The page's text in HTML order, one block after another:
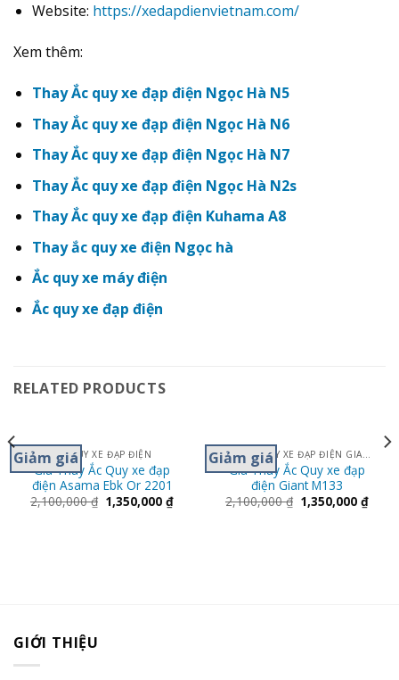
Website: https://xedapdienvietnam.com/
Xem thêm:
Thay Ắc quy xe đạp điện Ngọc Hà N5
Thay Ắc quy xe đạp điện Ngọc Hà N6
Thay Ắc quy xe đạp điện Ngọc Hà N7
Thay Ắc quy xe đạp điện Ngọc Hà N2s
Thay Ắc quy xe đạp điện Kuhama A8
Thay ắc quy xe điện Ngọc hà
Ắc quy xe máy điện
Ắc quy xe đạp điện
RELATED PRODUCTS
Giảm giáẮC QUY XE ĐẠP ĐIỆN
Giá Thay Ắc Quy xe đạp
điện Asama Ebk Or 2201
2,100,000₫ 1,350,000₫
Giảm giá THAY ẮC QUY XE ĐẠP ĐIỆN GIANT M133- 133S
Giá Thay Ắc Quy xe đạp
điện Giant M133
2,100,000₫ 1,350,000₫
GIỚI THIỆU